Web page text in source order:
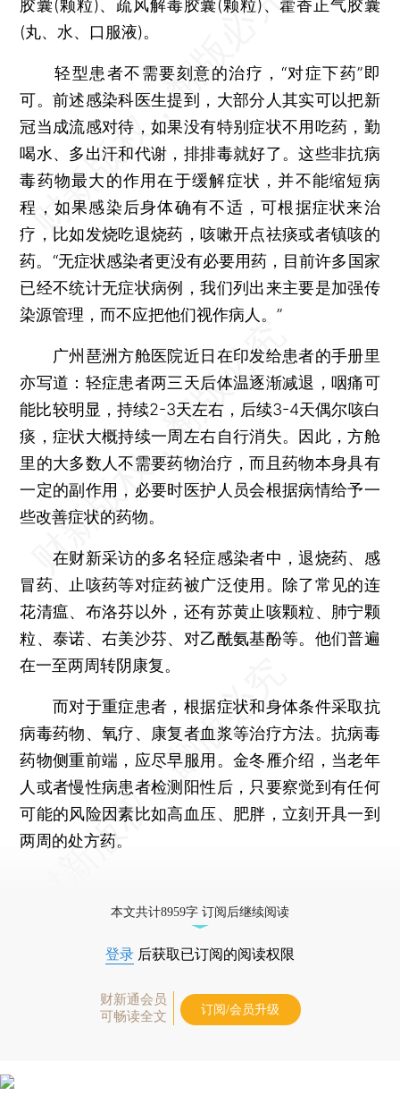
胶囊(颗粒)、疏风解毒胶囊(颗粒)、藿香正气胶囊
(丸、水、口服液)。
轻型患者不需要刻意的治疗，“对症下药”即
可。前述感染科医生提到，大部分人其实可以把新
冠当成流感对待，如果没有特别症状不用吃药，勤
喝水、多出汗和代谢，排排毒就好了。这些非抗病
毒药物最大的作用在于缓解症状，并不能缩短病
程，如果感染后身体确有不适，可根据症状来治
疗，比如发烧吃退烧药，咳嗽开点祛痰或者镇咳的
药。“无症状感染者更没有必要用药，目前许多国家
已经不统计无症状病例，我们列出来主要是加强传
染源管理，而不应把他们视作病人。”
广州琶洲方舱医院近日在印发给患者的手册里
亦写道：轻症患者两三天后体温逐渐减退，咽痛可
能比较明显，持续2-3天左右，后续3-4天偶尔咳白
痰，症状大概持续一周左右自行消失。因此，方舱
里的大多数人不需要药物治疗，而且药物本身具有
一定的副作用，必要时医护人员会根据病情给予一
些改善症状的药物。
在财新采访的多名轻症感染者中，退烧药、感
冒药、止咳药等对症药被广泛使用。除了常见的连
花清瘟、布洛芬以外，还有苏黄止咳颗粒、肺宁颗
粒、泰诺、右美沙芬、对乙酰氨基酚等。他们普遍
在一至两周转阴康复。
而对于重症患者，根据症状和身体条件采取抗
病毒药物、氧疗、康复者血浆等治疗方法。抗病毒
药物侧重前端，应尽早服用。金冬雁介绍，当老年
人或者慢性病患者检测阳性后，只要察觉到有任何
可能的风险因素比如高血压、肥胖，立刻开具一到
两周的处方药。
本文共计8959字 订阅后继续阅读
登录 后获取已订阅的阅读权限
财新通会员
可畅读全文
订阅/会员升级